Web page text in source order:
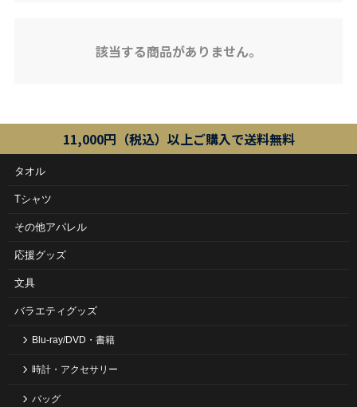
該当する商品がありません。
11,000円（税込）以上ご購入で送料無料
タオル
Tシャツ
その他アパレル
応援グッズ
文具
バラエティグッズ
Blu-ray/DVD・書籍
時計・アクセサリー
バッグ